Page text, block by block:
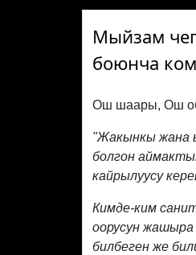
Мыйзам
боюнча
Ош шаары, Ош
"Жакынкы жана
болгон
кайрылуусу
Кимде-ким
оорусун
билбеген же